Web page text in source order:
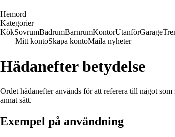
Hemord
Kategorier
KökSovrumBadrumBarnrumKontorUtanförGarage
Mitt kontoSkapa kontoMaila nyheter
Hädanefter betydelse
Ordet hädanefter används för att referera till något
annat sätt.
Exempel på användning